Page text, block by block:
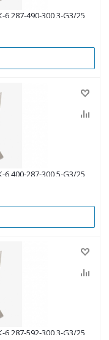
287-490-300 3-G3/25
400-287-300 5-G3/25
287-592-300 3-G3/25